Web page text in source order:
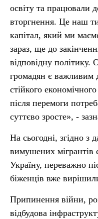
освіту та працювали
вторгнення. Це наш
капітал, який ми
зараз, ще до
відповідну
громадян є важливим
стійкого
після перемоги
суттєво зросте», -
На сьогодні, згідно з
вимушених мігрантів
Україну, переважно
біженців вже
Припинення війни,
відбудова